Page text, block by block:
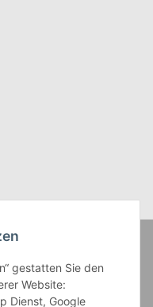
gestatten Sie den
Website:
Dienst, Google